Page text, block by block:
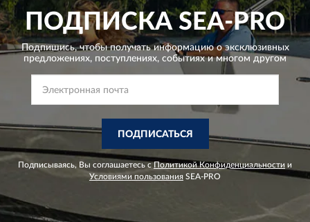
ПОДПИСКАSEA-PRO
Подпишись, чтобы получать информацию о эксклюзивных
предложениях, поступлениях, событиях и многом другом
ПОДПИСАТЬСЯ
Подписываясь, Вы соглашаетесь сПолитикой Конфиденциальности и
Условиями пользования SEA-PRO